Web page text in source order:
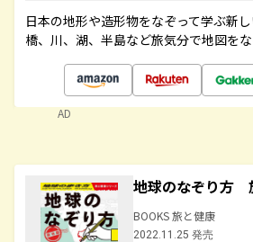
日本の地形や造形物をなぞって学ぶ新
橋、川、湖、半島など旅気分で地図を
AD
地球のなぞり方
BOOKS 旅と健康
2022.11.25 発売